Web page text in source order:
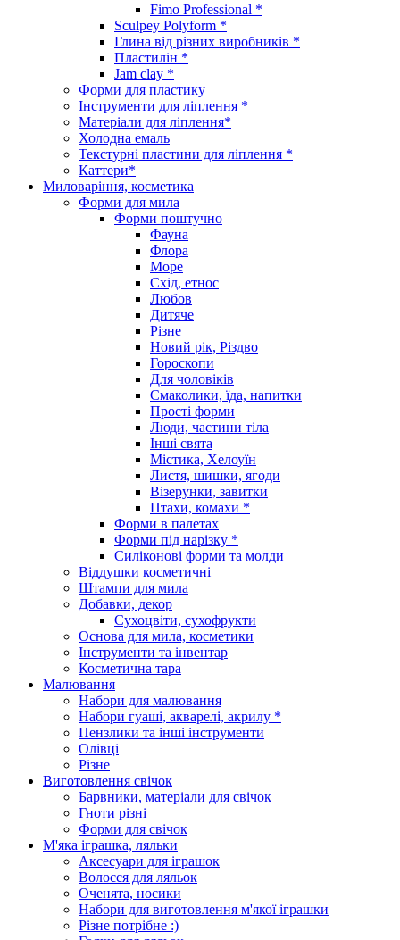
Fimo Professional *
Sculpey Polyform *
Глина від різних виробників *
Пластилін *
Jam clay *
Форми для пластику
Інструменти для ліплення *
Матеріали для ліплення*
Холодна емаль
Текстурні пластини для ліплення *
Каттери*
Миловаріння, косметика
Форми для мила
Форми поштучно
Фауна
Флора
Море
Схід, етнос
Любов
Дитяче
Різне
Новий рік, Різдво
Гороскопи
Для чоловіків
Смаколики, їда, напитки
Прості форми
Люди, частини тіла
Інші свята
Містика, Хелоуїн
Листя, шишки, ягоди
Візерунки, завитки
Птахи, комахи *
Форми в палетах
Форми під нарізку *
Силіконові форми та молди
Віддушки косметичні
Штампи для мила
Добавки, декор
Сухоцвіти, сухофрукти
Основа для мила, косметики
Інструменти та інвентар
Косметична тара
Малювання
Набори для малювання
Набори гуаші, акварелі, акрилу *
Пензлики та інші інструменти
Олівці
Різне
Виготовлення свічок
Барвники, матеріали для свічок
Гноти різні
Форми для свічок
М'яка іграшка, ляльки
Аксесуари для іграшок
Волосся для ляльок
Оченята, носики
Набори для виготовлення м'якої іграшки
Різне потрібне :)